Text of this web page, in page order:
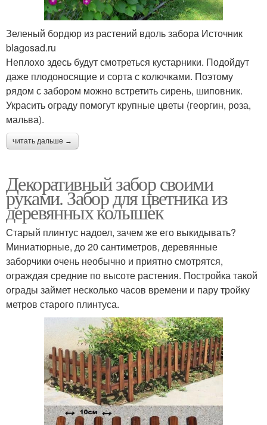
Зеленый бордюр из растений вдоль забора Источник
blagosad.ru
Неплохо здесь будут смотреться кустарники. Подойдут
даже плодоносящие и сорта с колючками. Поэтому
рядом с забором можно встретить сирень, шиповник.
Украсить ограду помогут крупные цветы (георгин, роза,
мальва).
читать дальше →
Декоративный забор своими
руками. Забор для цветника из
деревянных колышек
Старый плинтус надоел, зачем же его выкидывать?
Миниатюрные, до 20 сантиметров, деревянные
заборчики очень необычно и приятно смотрятся,
ограждая средние по высоте растения. Постройка такой
ограды займет несколько часов времени и пару тройку
метров старого плинтуса.